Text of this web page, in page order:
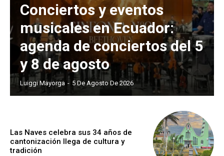
Conciertos y eventos
musicales en Ecuador:
agenda de conciertos del 5
y 8 de agosto
Luiggi Mayorga - 5 De Agosto De 2026
Las Naves celebra sus 34 años de
cantonización llega de cultura y
tradición